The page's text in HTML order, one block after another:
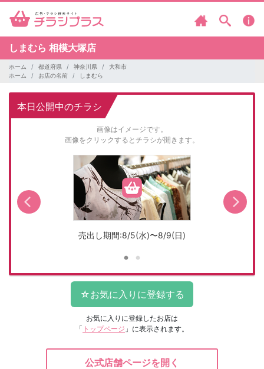
しまむら 相模大塚店
ホーム 都道府県 神奈川県
大和市
ホーム
お店の名前 しまむら
本日公開中のチラシ
画像はイメージです。
画像をクリックするとチラシが開きます。
売出し期間:8/5(水)〜8/9(日)
お気に入りに登録したお店は
「 トップページ 」に表示されます。
公式店舗ページを開く